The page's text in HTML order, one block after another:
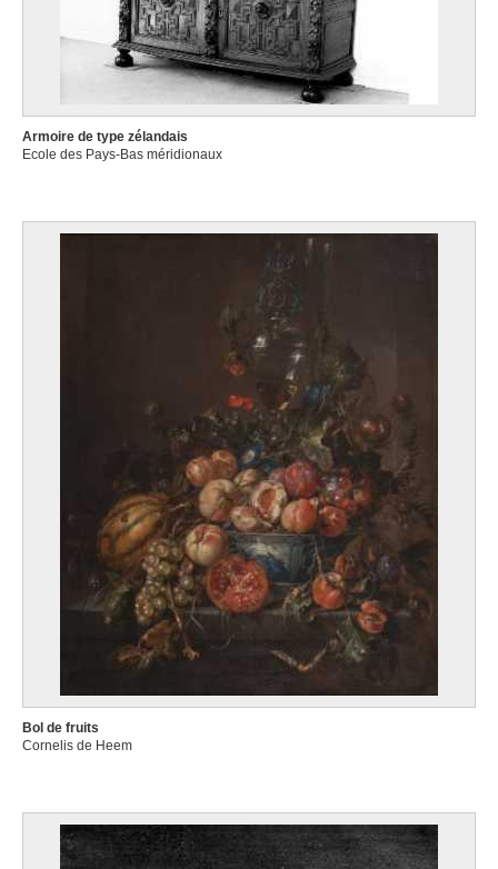
Armoire de type zélandais
Ecole des Pays-Bas méridionaux
Bol de fruits
Cornelis de Heem